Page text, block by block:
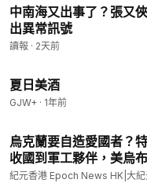
中南海又出事了？張又
出異常訊號
讀報 · 2天前
夏日美酒
GJW+ · 1年前
烏克蘭要自造愛國者？
收國到軍工夥伴，美烏
語
紀元香港 Epoch News HK|大